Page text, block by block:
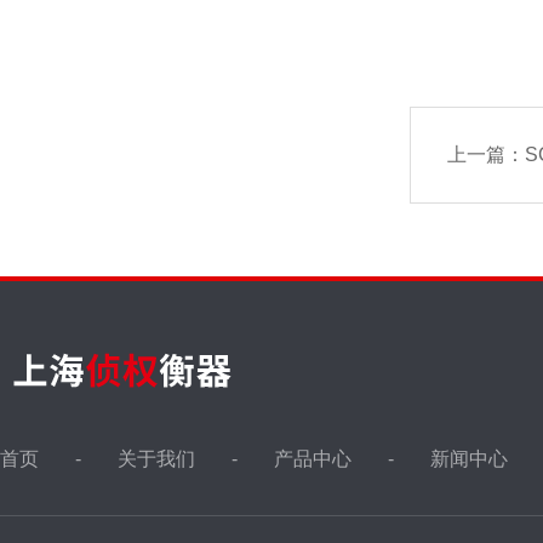
上一篇：
首页 关于我们 产品中心 新闻中心